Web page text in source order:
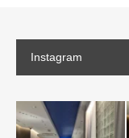
Instagram